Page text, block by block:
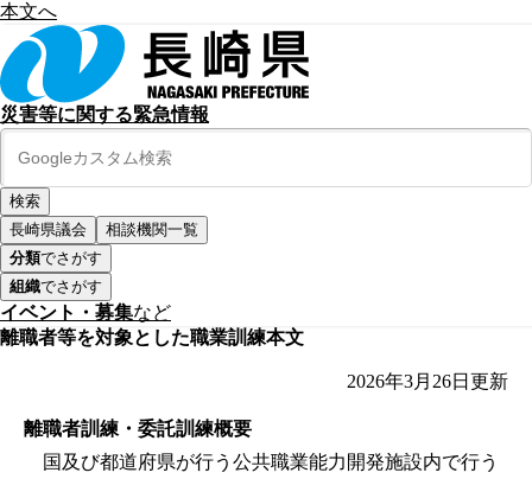
本文へ
災害等に関する緊急情報
長崎県議会
相談機関一覧
分類でさがす
組織でさがす
イベント・募集など
離職者等を対象とした職業訓練本文
2026年3月26日 更新
離職者訓練・委託訓練概要
国及び都道府県が行う公共職業能力開発施設内で行う